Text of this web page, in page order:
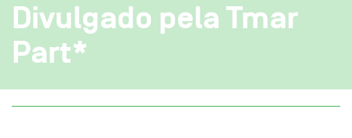
Divulgado pela Tmar
Part*